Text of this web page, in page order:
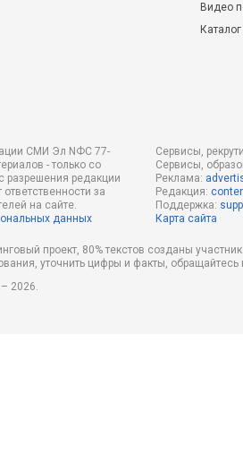
Видео
СМИ Эл NФС 77-
- только со
разрешения редакции
за
на сайте.
данных
Сервисы,
Сервисы,
Реклама:
Редакция:
Поддержка:
Карта сайта
проект, 80% текстов созданы
уточнить цифры и факты,
2026.